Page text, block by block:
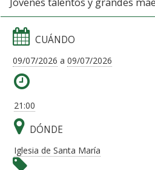
CUÁNDO
09/07/2026 a 09/07/2026
21:00
DÓNDE
Iglesia de Santa María